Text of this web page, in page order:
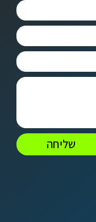
שליחה